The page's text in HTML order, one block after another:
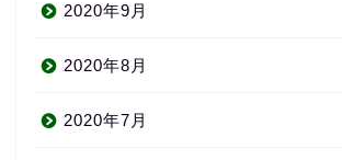
2020年9月
2020年8月
2020年7月